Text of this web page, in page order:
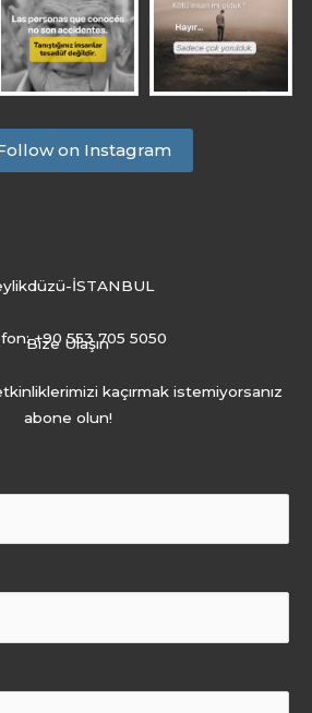
on Instagram
İSTANBUL
+90 553 705 5050
Bize Ulaşın
kaçırmak istemiyorsanız
abone olun!